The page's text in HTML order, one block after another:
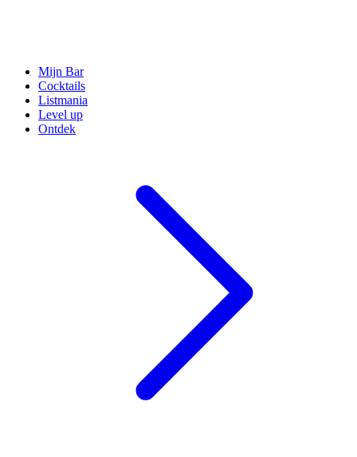
Mijn Bar
Cocktails
Listmania
Level up
Ontdek